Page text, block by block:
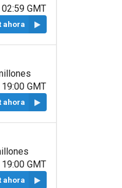
GMT
ahora
GMT
ahora
GMT
ahora